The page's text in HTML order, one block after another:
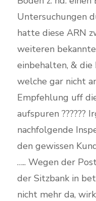
Untersuchungen
hatte diese ARN
weiteren
einbehalten, &
welche gar nicht
Empfehlung uff
aufspuren ??????
nachfolgende
den gewissen
….. Wegen der
der Sitzbank in
nicht mehr da,